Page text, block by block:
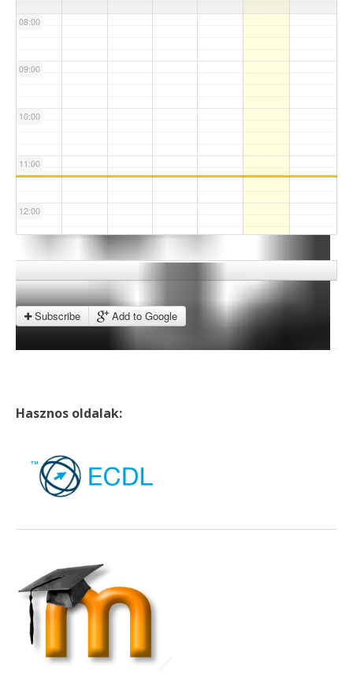
08:00
09:00
10:00
11:00
12:00
13:00
14:00
15:00
20:00
21:00
Subscribe Add to Google
Hasznos oldalak: